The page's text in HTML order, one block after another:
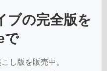
ブの完全版を
で
し版を販売中。